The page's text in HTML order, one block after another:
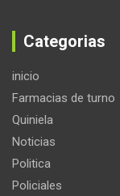
Categorias
inicio
Farmacias de turno
Quiniela
Noticias
Politica
Policiales